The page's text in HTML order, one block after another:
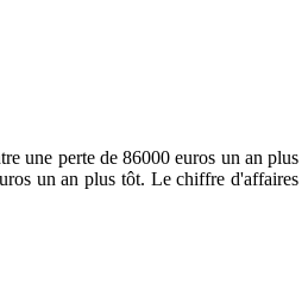
une perte de 86000 euros un an plus
un an plus tôt. Le chiffre d'affaires